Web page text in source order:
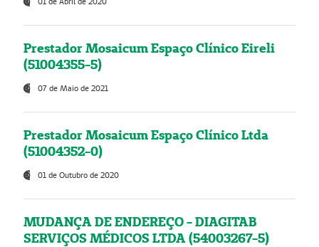
Prestador Mosaicum Espaço Clínico Eireli
(51004355-5)
07 de Maio de 2021
Prestador Mosaicum Espaço Clínico Ltda
(51004352-0)
01 de Outubro de 2020
MUDANÇA DE ENDEREÇO - DIAGITAB
SERVIÇOS MÉDICOS LTDA (54003267-5)